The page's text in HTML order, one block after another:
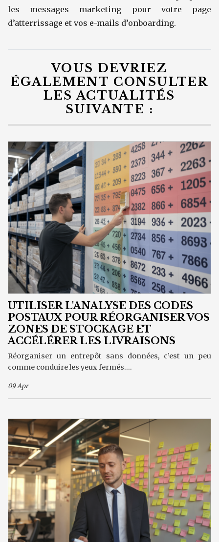
les messages marketing pour votre page
d’atterrissage et vos e-mails d’onboarding.
VOUS DEVRIEZ
ÉGALEMENT CONSULTER
LES ACTUALITÉS
SUIVANTE :
UTILISER L'ANALYSE DES CODES
POSTAUX POUR RÉORGANISER VOS
ZONES DE STOCKAGE ET
ACCÉLÉRER LES LIVRAISONS
Réorganiser un entrepôt sans données, c’est un peu
comme conduire les yeux fermés....
09 Apr